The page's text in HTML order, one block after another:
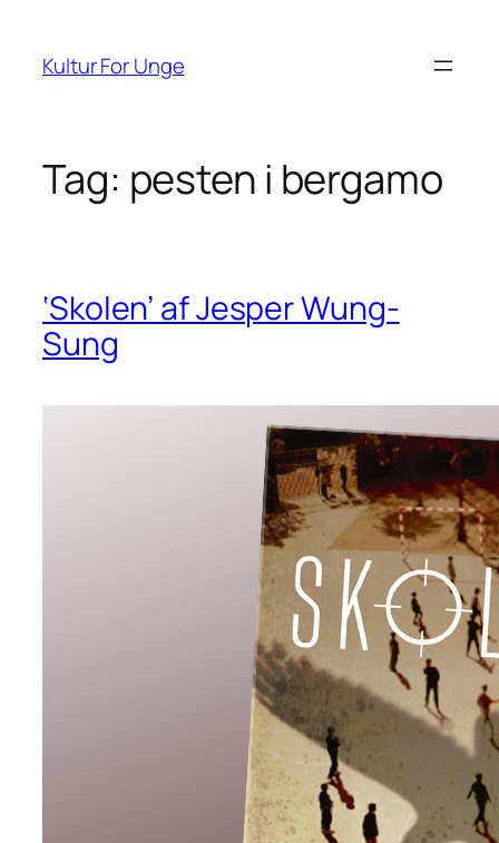
indhold
Kultur For Unge
Tag: pesten i bergamo
‘Skolen’ af Jesper Wung-
Sung